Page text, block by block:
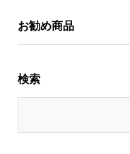
お勧め商品
検索